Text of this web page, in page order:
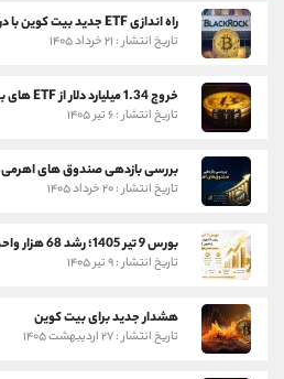
راه اندازی ETF جدید بیت کوین با درآمد ماهانه
تاریخ انتشار : ۲۱ خرداد ۱۴۰۵
خروج 1.34 میلیارد دلار از ETF های بیت کوین در یک هفته
تاریخ انتشار : ۶ تیر ۱۴۰۵
بررسی بازدهی صندوق های اهرمی
تاریخ انتشار : ۲۰ خرداد ۱۴۰۵
تاریخ انتشار : ۹ تیر ۱۴۰۵
هشدار جدید برای بیت کوین
تاریخ انتشار : ۲۷ اردیبهشت ۱۴۰۵